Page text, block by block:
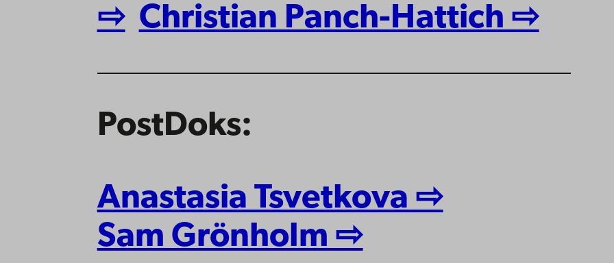
⇨ Christian Panch-Hattich ⇨
PostDoks:
Anastasia Tsvetkova ⇨
Sam Grönholm ⇨